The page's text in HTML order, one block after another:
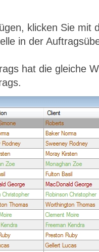
klicken Sie mit
in der
hat die gleiche